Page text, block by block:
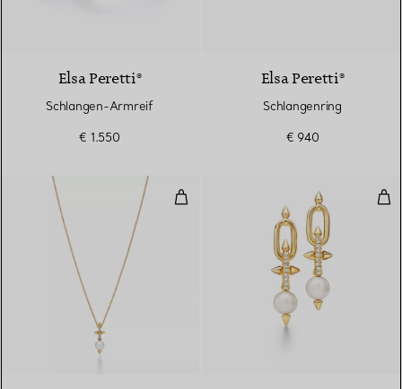
Elsa Peretti®
Schlangen-Armreif
€ 1.550
Elsa Peretti®
Schlangenring
€ 940
Perlenanhänger in Gelbgold mit